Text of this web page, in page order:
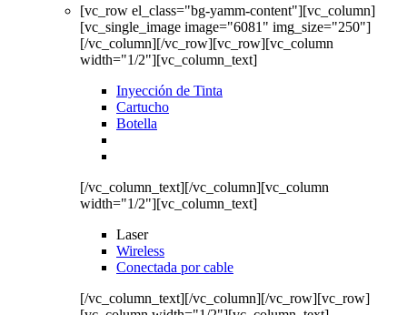
[vc_row el_class="bg-yamm-content"][vc_column]
[vc_single_image image="6081" img_size="250"]
[/vc_column][/vc_row][vc_row][vc_column
width="1/2"][vc_column_text]
Inyección de Tinta
Cartucho
Botella
[/vc_column_text][/vc_column][vc_column
width="1/2"][vc_column_text]
Laser
Wireless
Conectada por cable
[/vc_column_text][/vc_column][/vc_row][vc_row]